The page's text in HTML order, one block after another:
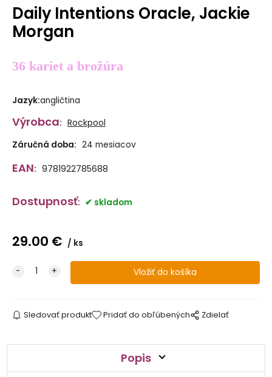
Daily Intentions Oracle, Jackie
Morgan
36 kariet a brožúra
Jazyk:angličtina
Výrobca: Rockpool
Záručná doba: 24 mesiacov
EAN: 9781922785688
Dostupnosť: skladom
29.00 € ks
Sledovať produkt Pridať do obľúbených Zdielať
Popis